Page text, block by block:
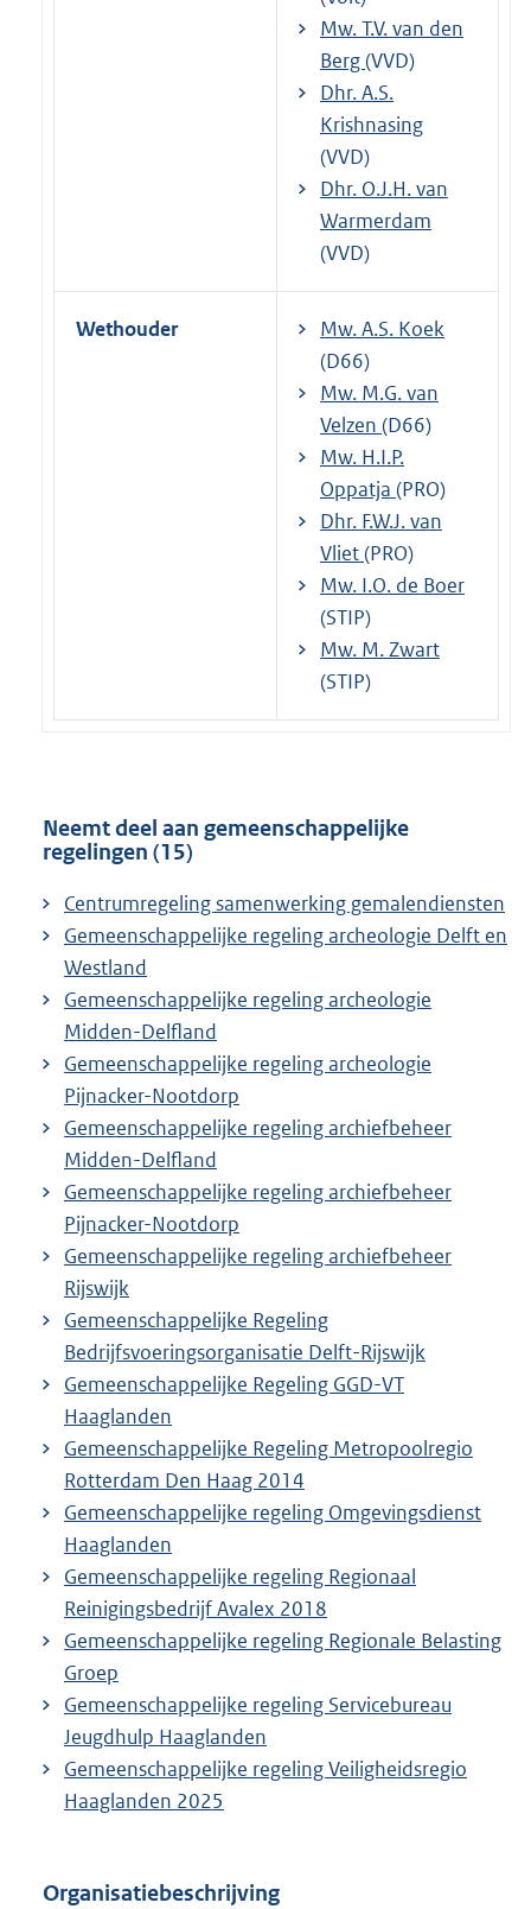
Mw. T.V. van den
Berg(VVD)
Dhr. A.S.
Krishnasing
(VVD)
Dhr. O.J.H. van
Warmerdam
(VVD)
Wethouder
Mw. A.S. Koek
(D66)
Mw. M.G. van
Velzen (D66)
Mw. H.I.P.
Oppatja (PRO)
Dhr. F.W.J. van
Vliet(PRO)
Mw. I.O. de Boer
(STIP)
Mw. M. Zwart
(STIP)
Neemt deel aan gemeenschappelijke
regelingen (15)
Centrumregeling samenwerking gemalendiensten
Gemeenschappelijke regeling archeologie Delft en
Westland
Gemeenschappelijke regeling archeologie
Midden-Delfland
Gemeenschappelijke regeling archeologie
Pijnacker-Nootdorp
Gemeenschappelijke regeling archiefbeheer
Midden-Delfland
Gemeenschappelijke regeling archiefbeheer
Pijnacker-Nootdorp
Gemeenschappelijke regeling archiefbeheer
Rijswijk
Gemeenschappelijke Regeling
Bedrijfsvoeringsorganisatie Delft-Rijswijk
Gemeenschappelijke Regeling GGD-VT
Haaglanden
Gemeenschappelijke Regeling Metropoolregio
Rotterdam Den Haag 2014
Gemeenschappelijke regeling Omgevingsdienst
Haaglanden
Gemeenschappelijke regeling Regionaal
Reinigingsbedrijf Avalex 2018
Gemeenschappelijke regeling Regionale Belasting
Groep
Gemeenschappelijke regeling Servicebureau
Jeugdhulp Haaglanden
Gemeenschappelijke regeling Veiligheidsregio
Haaglanden 2025
Organisatiebeschrijving